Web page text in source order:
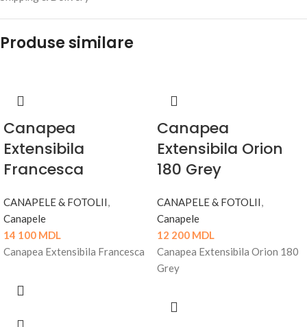
Produse similare
Canapea
Extensibila
Francesca
CANAPELE & FOTOLII,
Canapele
14 100 MDL
Canapea Extensibila Francesca
Canapea
Extensibila Orion
180 Grey
CANAPELE & FOTOLII,
Canapele
12 200 MDL
Canapea Extensibila Orion 180
Grey